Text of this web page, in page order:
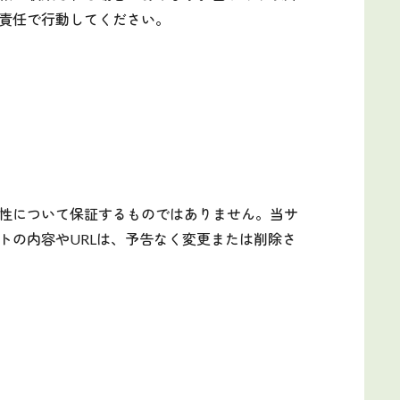
で行動してください。
について保証するものではありません。当サ
内容やURLは、予告なく変更または削除さ